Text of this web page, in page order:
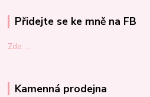
Přidejte se ke mně na FB
Zde: ...
Kamenná prodejna